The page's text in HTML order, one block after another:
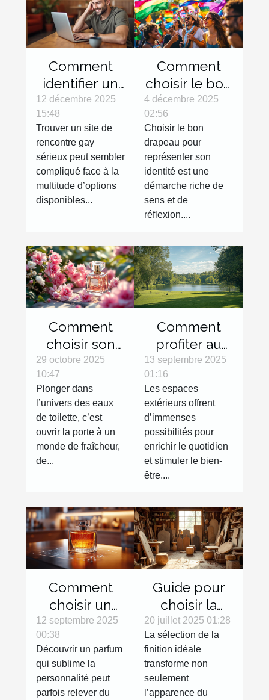
Comment
identifier un
site de
rencontre
gay sérieux ?
12 décembre 2025
15:48
Trouver un site de
rencontre gay
sérieux peut sembler
compliqué face à la
multitude d’options
disponibles...
Comment
choisir le bon
drapeau pour
représenter
votre
identité?
4 décembre 2025
02:56
Choisir le bon
drapeau pour
représenter son
identité est une
démarche riche de
sens et de
réflexion....
Comment
choisir son
eau de
toilette pour
une fraîcheur
durable ?
29 octobre 2025
10:47
Plonger dans
l’univers des eaux
de toilette, c’est
ouvrir la porte à un
monde de fraîcheur,
de...
Comment
profiter au
maximum
des espaces
extérieurs
avec des
activités
variées ?
13 septembre 2025
01:16
Les espaces
extérieurs offrent
d’immenses
possibilités pour
enrichir le quotidien
et stimuler le bien-
être....
Comment
choisir un
parfum en
ligne sans
l'essayer ?
12 septembre 2025
00:38
Découvrir un parfum
qui sublime la
personnalité peut
parfois relever du
Guide pour
choisir la
finition
parfaite pour
votre mobilier
en bois
20 juillet 2025 01:28
La sélection de la
finition idéale
transforme non
seulement
l’apparence du